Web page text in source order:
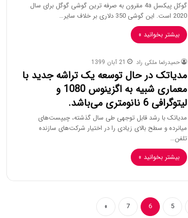
گوکل پیکسل 4a مقرون به صرفه ترین گوشی گوگل برای سال
2020 است. این گوشی 350 دلاری بر خلاف سایر…
بیشتر بخوانید »
حمیدرضا ملکی راد 21 آبان 1399
مدیاتک در حال توسعه یک تراشه جدید با
معماری شبیه به اگزینوس 1080 و
لیتوگرافی 6 نانومتری می‌باشد.
مدیاتک با رشد قابل توجهی طی سال گذشته، چیپست‌های
میانرده و سطح بالای زیادی را در اختیار شرکت‌های سازنده
تلفن…
بیشتر بخوانید »
5
6
7
»